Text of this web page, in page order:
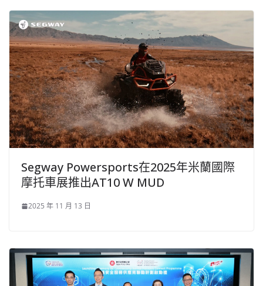
Segway Powersports在2025年米蘭國際
摩托車展推出AT10 W MUD
2025 年 11 月 13 日